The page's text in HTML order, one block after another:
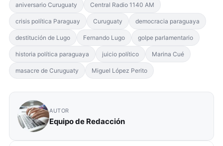
aniversario Curuguaty Central Radio 1140 AM
crisis política Paraguay Curuguaty democracia paraguaya
destitución de Lugo Fernando Lugo golpe parlamentario
historia política paraguaya juicio político Marina Cué
masacre de Curuguaty Miguel López Perito
AUTOR
Equipo de Redacción